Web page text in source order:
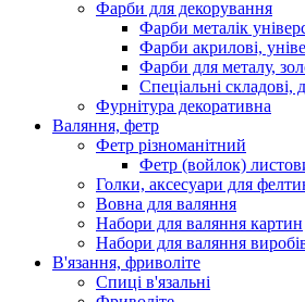
Фарби для декорування
Фарби металік
Фарби акрилові,
Фарби для металу,
Спеціальні складові,
Фурнітура декоративна
Валяння, фетр
Фетр різноманітний
Фетр (войлок)
Голки, аксесуари для
Вовна для валяння
Набори для валяння картин
Набори для валяння
В'язання, фриволіте
Спиці в'язальні